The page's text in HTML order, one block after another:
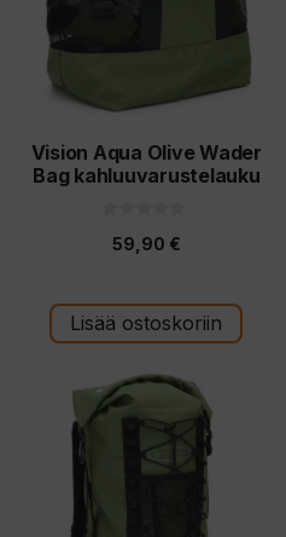
Vision Aqua Olive Wader
Bag kahluuvarustelauku
ä
59,90 €
Lisää ostoskoriin